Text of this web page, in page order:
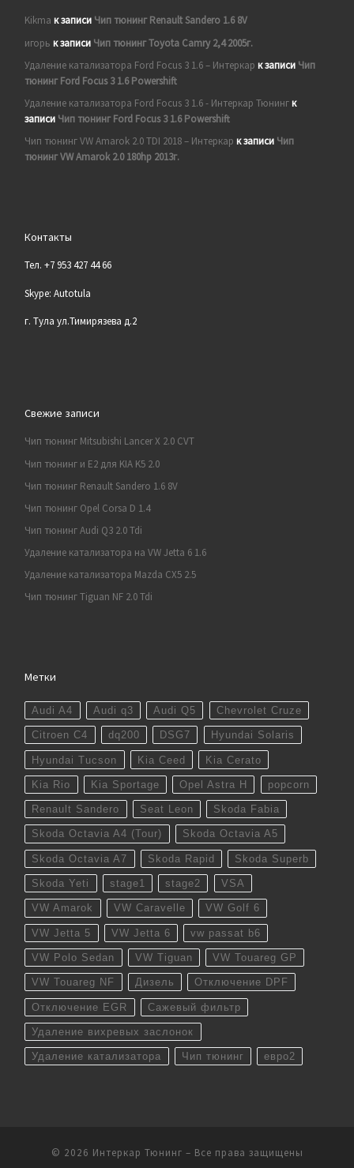
Kikma к записи Чип тюнинг Renault Sandero 1.6 8V
игорь к записи Чип тюнинг Toyota Camry 2,4 2005г.
Удаление катализатора Ford Focus 3 1.6 – Интеркар к записи Чип
тюнинг Ford Focus 3 1.6 Powershift
Удаление катализатора Ford Focus 3 1.6 - Интеркар Тюнингк
записи Чип тюнинг Ford Focus 3 1.6 Powershift
Чип тюнинг VW Amarok 2.0 TDI 2018 – Интеркар к записи Чип
тюнинг VW Amarok 2.0 180hp 2013г.
Контакты
Тел. +7 953 427 44 66
Skype: Autotula
г. Тула ул.Тимирязева д.2
Свежие записи
Чип тюнинг Mitsubishi Lancer X 2.0 CVT
Чип тюнинг и E2 для KIA K5 2.0
Чип тюнинг Renault Sandero 1.6 8V
Чип тюнинг Opel Corsa D 1.4
Чип тюнинг Audi Q3 2.0 Tdi
Удаление катализатора на VW Jetta 6 1.6
Удаление катализатора Mazda CX5 2.5
Чип тюнинг Tiguan NF 2.0 Tdi
Метки
Audi A4 Audi q3 Audi Q5 Chevrolet Cruze
Citroen C4 dq200 DSG7 Hyundai Solaris
Hyundai Tucson Kia Ceed Kia Cerato
Kia Rio Kia Sportage Opel Astra H popcorn
Renault Sandero Seat Leon Skoda Fabia
Skoda Octavia A4 (Tour) Skoda Octavia A5
Skoda Octavia A7 Skoda Rapid Skoda Superb
Skoda Yeti stage1 stage2 VSA
VW Amarok VW Caravelle VW Golf 6
VW Jetta 5 VW Jetta 6 vw passat b6
VW Polo Sedan VW Tiguan VW Touareg GP
VW Touareg NF Дизель Отключение DPF
Отключение EGR Сажевый фильтр
Удаление вихревых заслонок
Удаление катализатора Чип тюнинг евро2
© 2026 Интеркар Тюнинг – Все права защищены